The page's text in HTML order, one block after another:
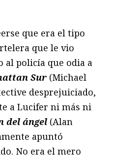
que era el tipo
que le vio
policía que odia a
Sur (Michael
desprejuiciado,
a Lucifer ni más ni
del ángel (Alan
apuntó
No era el mero